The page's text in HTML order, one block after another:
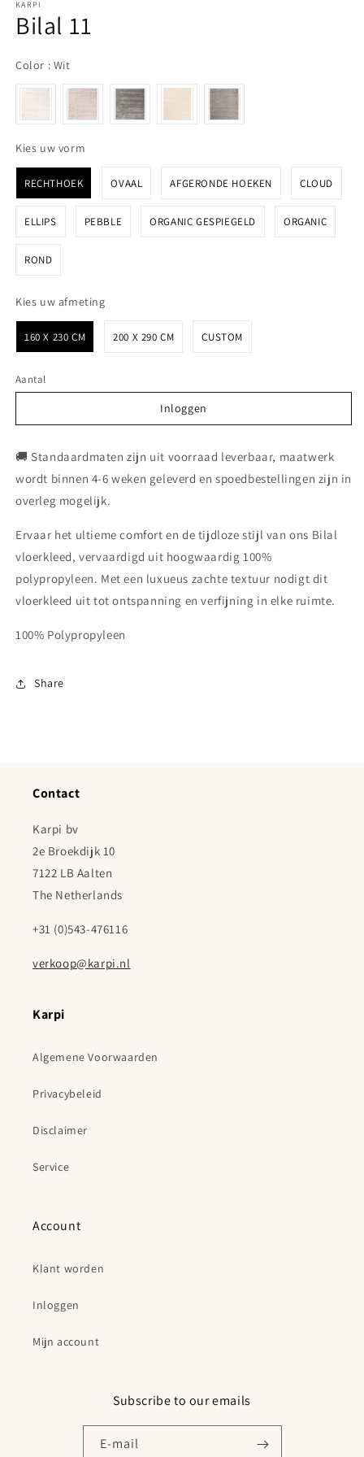
KARPI
Bilal 11
Color : WitColor
Kies uw vorm
RECHTHOEK OVAAL AFGERONDE HOEKEN CLOUD
ELLIPS PEBBLE ORGANIC GESPIEGELD ORGANIC
ROND
Kies uw afmetingKies uw afmeting
160 X 230 CM 200 X 290 CM CUSTOM
Aantal
Inloggen
Inloggen
🚚 Standaardmaten zijn uit voorraad leverbaar, maatwerk
wordt binnen 4-6 weken geleverd en spoedbestellingen zijn in
overleg mogelijk.
Ervaar het ultieme comfort en de tijdloze stijl van ons Bilal
vloerkleed, vervaardigd uit hoogwaardig 100%
polypropyleen. Met een luxueus zachte textuur nodigt dit
vloerkleed uit tot ontspanning en verfijning in elke ruimte.
100% Polypropyleen
Share
Contact
Karpi bv
2e Broekdijk 10
7122 LB Aalten
The Netherlands
+31 (0)543-476116
verkoop@karpi.nl
Karpi
Algemene Voorwaarden
Privacybeleid
Disclaimer
Service
Account
Klant worden
Inloggen
Mijn account
Subscribe to our emails
E‑mail